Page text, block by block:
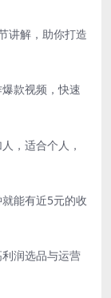
讲解，助你打造
款视频，快速
，适合个人，
能有近5元的收
润选品与运营